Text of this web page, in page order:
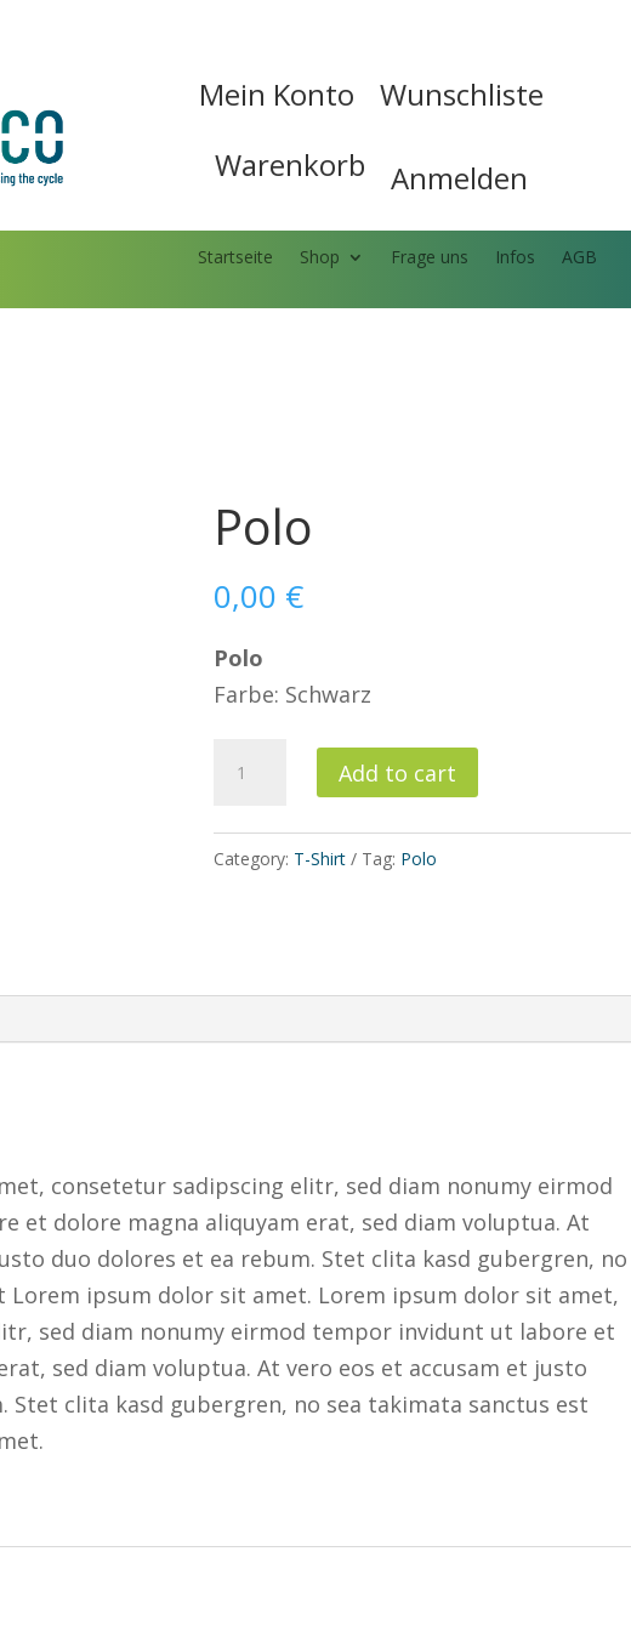
Mein Konto Wunschliste
Warenkorb Anmelden
Startseite Shop Frage uns Infos AGB
Polo
0,00 €
Polo
Farbe: Schwarz
Add to cart
Category: T-Shirt Tag: Polo
consetetur sadipscing elitr, sed diam nonumy eirmod
et dolore magna aliquyam erat, sed diam voluptua. At
duo dolores et ea rebum. Stet clita kasd gubergren, no
Lorem ipsum dolor sit amet. Lorem ipsum dolor sit amet,
sed diam nonumy eirmod tempor invidunt ut labore et
sed diam voluptua. At vero eos et accusam et justo
Stet clita kasd gubergren, no sea takimata sanctus est